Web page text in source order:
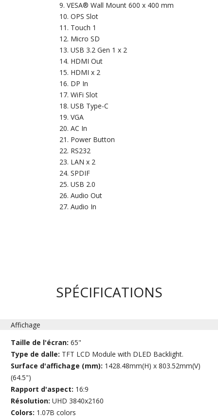
VESA® Wall Mount 600 x 400 mm
OPS Slot
Touch 1
Micro SD
USB 3.2 Gen 1 x 2
HDMI Out
HDMI x 2
DP In
WiFi Slot
USB Type-C
VGA
AC In
Power Button
RS232
LAN x 2
SPDIF
USB 2.0
Audio Out
Audio In
SPÉCIFICATIONS
Affichage
Taille de l'écran:65"
Type de dalle: TFT LCD Module with DLED Backlight.
Surface d'affichage (mm): 1428.48mm(H) x 803.52mm(V)
(64.5")
Rapport d'aspect: 16:9
Résolution:UHD 3840x2160
Colors: 1.07B colors